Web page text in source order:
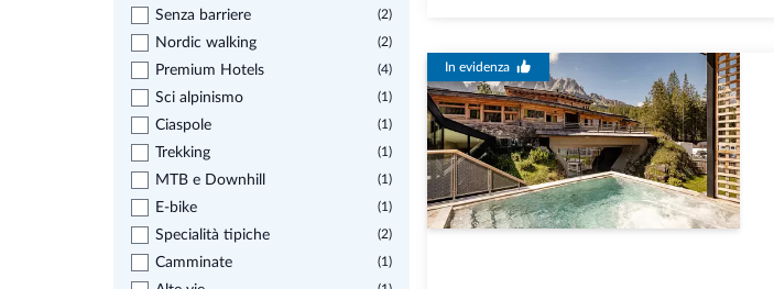
Senza barriere (2)
Nordic walking (2)
Premium Hotels (4)
Sci alpinismo (1)
Ciaspole (1)
Trekking (1)
MTB e Downhill (1)
E-bike (1)
Specialità tipiche (2)
Camminate (1)
In evidenza